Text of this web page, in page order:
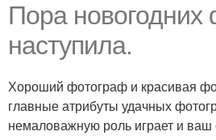
Пора новогодних
наступила.
Хороший фотограф и красивая
главные атрибуты удачных
немаловажную роль играет и